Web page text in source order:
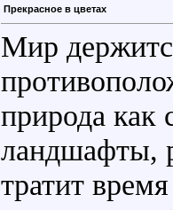
Прекрасное в цветах
Мир
природа как
ландшафты,
тратит